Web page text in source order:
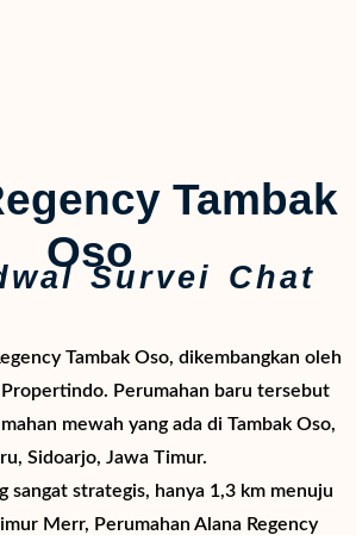
Tambak
Oso
Survei Chat
Tambak Oso, dikembangkan oleh
Propertindo. Perumahan baru tersebut
mewah yang ada di Tambak Oso,
Sidoarjo, Jawa Timur.
sangat strategis, hanya 1,3 km menuju
Merr, Perumahan Alana Regency